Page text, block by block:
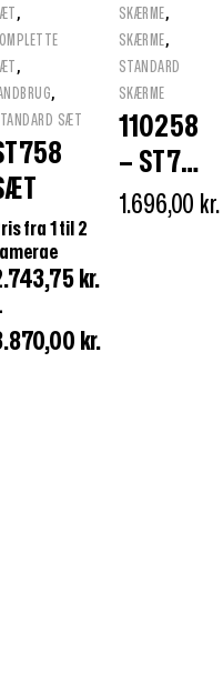
,
,
,
SÆT
fra 1 til 2
kr.
kr.
SKÆRME,
SKÆRME,
STANDARD
SKÆRME
110258
– ST758
TFT LCD
1.696,00 kr.